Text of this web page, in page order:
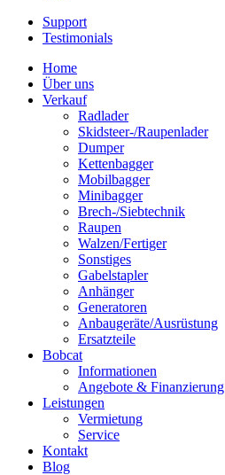
Support
Testimonials
Home
Über uns
Verkauf
Radlader
Skidsteer-/Raupenlader
Dumper
Kettenbagger
Mobilbagger
Minibagger
Brech-/Siebtechnik
Raupen
Walzen/Fertiger
Sonstiges
Gabelstapler
Anhänger
Generatoren
Anbaugeräte/Ausrüstung
Ersatzteile
Bobcat
Informationen
Angebote & Finanzierung
Leistungen
Vermietung
Service
Kontakt
Blog